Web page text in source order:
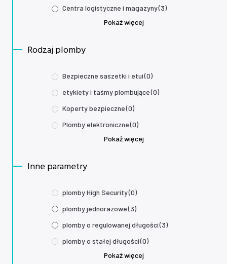
Centra logistyczne i magazyny(3)
Pokaż więcej
Rodzaj plomby
Bezpieczne saszetki i etui(0)
etykiety i taśmy plombujące(0)
Koperty bezpieczne(0)
Plomby elektroniczne(0)
Pokaż więcej
Inne parametry
plomby High Security(0)
plomby jednorazowe(3)
plomby o regulowanej długości(3)
plomby o stałej długości(0)
Pokaż więcej